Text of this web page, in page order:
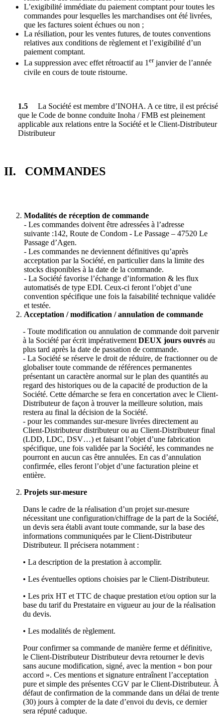
L’exigibilité immédiate du paiement comptant pour toutes les
commandes pour lesquelles les marchandises ont été livrées,
que les factures soient échues ou non ;
La résiliation, pour les ventes futures, de toutes conventions
relatives aux conditions de règlement et l’exigibilité d’un
paiement comptant.
La suppression avec effet rétroactif au 1erjanvier de l’année
civile en cours de toute ristourne.
1.5 La Société est membre d’INOHA. A ce titre, il est précisé
que le Code de bonne conduite Inoha / FMB est pleinement
applicable aux relations entre la Société et le Client-Distributeur
Distributeur
II. COMMANDES
Modalités de réception de commande
- Les commandes doivent être adressées à l’adresse
suivante :142, Route de Condom - Le Passage – 47520 Le
Passage d’Agen.
- Les commandes ne deviennent définitives qu’après
acceptation par la Société, en particulier dans la limite des
stocks disponibles à la date de la commande.
- La Société favorise l’échange d’information & les flux
automatisés de type EDI. Ceux-ci feront l’objet d’une
convention spécifique une fois la faisabilité technique validée
et testée.
Acceptation / modification / annulation de commande
- Toute modification ou annulation de commande doit parvenir
à la Société par écrit impérativementDEUX jours ouvrésau
plus tard après la date de passation de commande.
- La Société se réserve le droit de réduire, de fractionner ou de
globaliser toute commande de références permanentes
présentant un caractère anormal sur le plan des quantités au
regard des historiques ou de la capacité de production de la
Société. Cette démarche se fera en concertation avec le Client-
Distributeur de façon à trouver la meilleure solution, mais
restera au final la décision de la Société.
- pour les commandes sur-mesure livrées directement au
Client-Distributeur distributeur ou au Client-Distributeur final
(LDD, LDC, DSV…) et faisant l’objet d’une fabrication
spécifique, une fois validée par la Société, les commandes ne
pourront en aucun cas être annulées. En cas d’annulation
confirmée, elles feront l’objet d’une facturation pleine et
entière.
Projets sur-mesure
Dans le cadre de la réalisation d’un projet sur-mesure
nécessitant une configuration/chiffrage de la part de la Société,
un devis sera établi avant toute commande, sur la base des
informations communiquées par le Client-Distributeur
Distributeur. Il précisera notamment :
• La description de la prestation à accomplir.
• Les éventuelles options choisies par le Client-Distributeur.
• Les prix HT et TTC de chaque prestation et/ou option sur la
base du tarif du Prestataire en vigueur au jour de la réalisation
du devis.
• Les modalités de règlement.
Pour confirmer sa commande de manière ferme et définitive,
le Client-Distributeur Distributeur devra retourner le devis
sans aucune modification, signé, avec la mention « bon pour
accord ». Ces mentions et signature entraînent l’acceptation
pure et simple des présentes CGV par le Client-Distributeur. À
défaut de confirmation de la commande dans un délai de trente
(30) jours à compter de la date d’envoi du devis, ce dernier
sera réputé caduque.